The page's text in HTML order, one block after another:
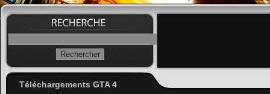
Téléchargements GTA 4